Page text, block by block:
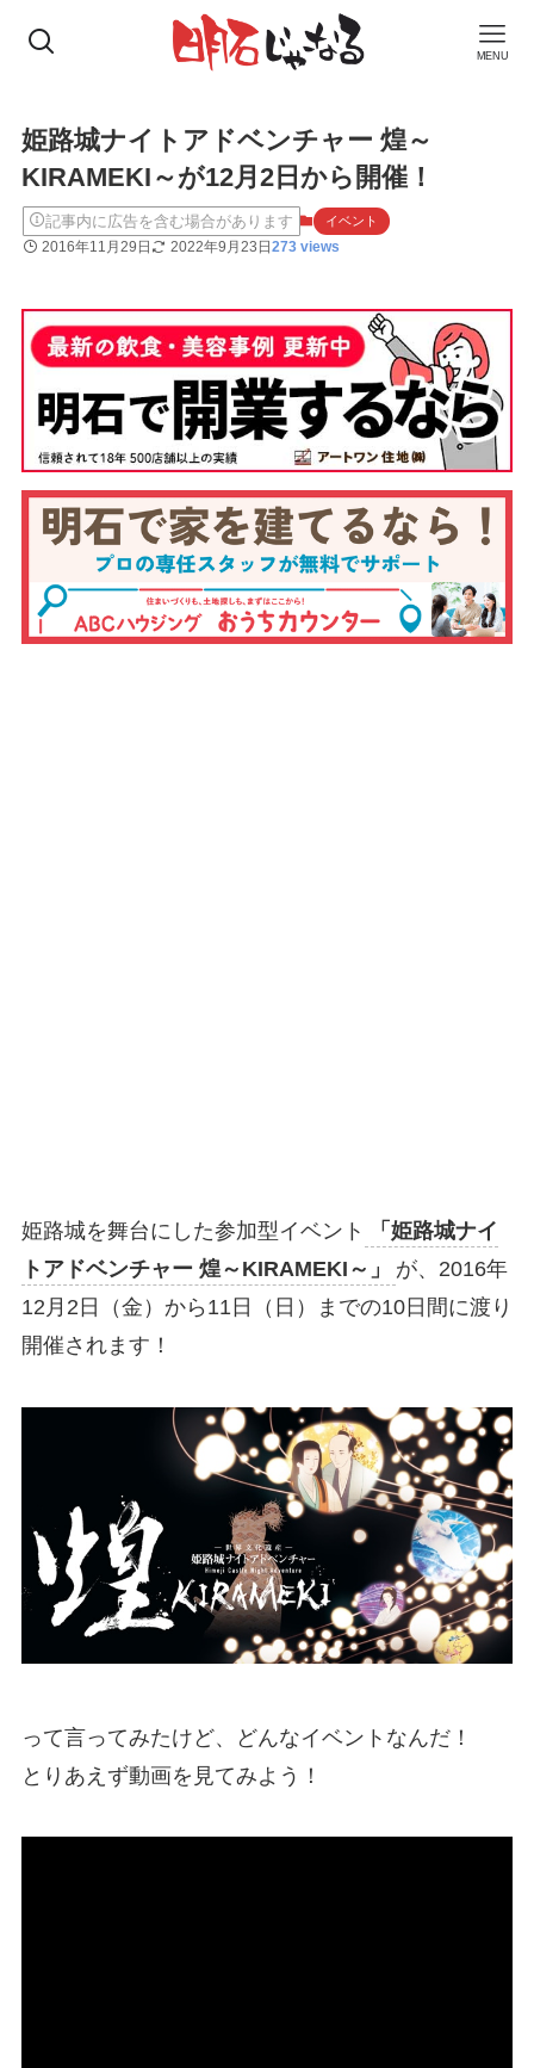
MENU
姫路城ナイトアドベンチャー 煌～
KIRAMEKI～が12月2日から開催！
記事内に広告を含む場合があります イベント
2016年11月29日 2022年9月23日273 views
姫路城を舞台にした参加型イベント
「姫路城ナイ
トアドベンチャー 煌～KIRAMEKI～」
が、2016年
12月2日（金）から11日（日）までの10日間に渡り
開催されます！
って言ってみたけど、どんなイベントなんだ！
とりあえず動画を見てみよう！